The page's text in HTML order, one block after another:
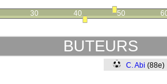
30 40 50
BUTEURS
C. Abi